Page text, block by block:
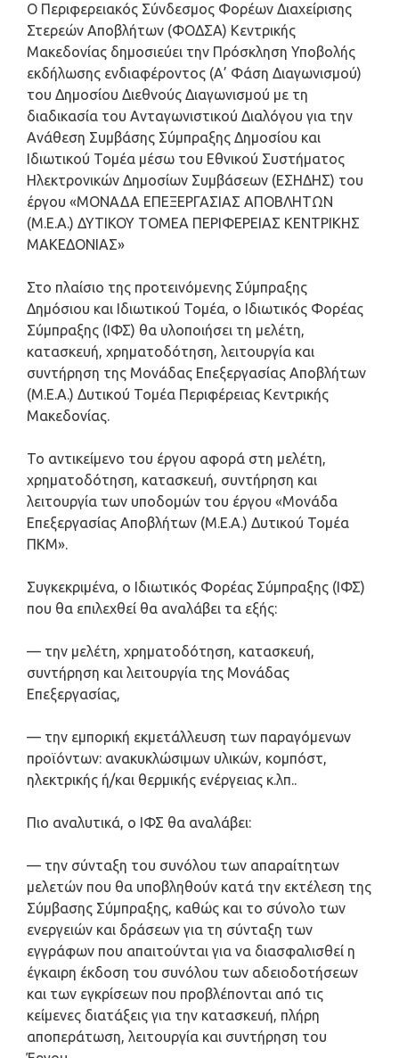
O Περιφερειακός Σύνδεσμος Φορέων Διαχείρισης
Στερεών Αποβλήτων (ΦΟΔΣΑ) Κεντρικής
Μακεδονίας δημοσιεύει την Πρόσκληση Υποβολής
εκδήλωσης ενδιαφέροντος (Α’ Φάση Διαγωνισμού)
του Δημοσίου Διεθνούς Διαγωνισμού με τη
διαδικασία του Ανταγωνιστικού Διαλόγου για την
Ανάθεση Συμβάσης Σύμπραξης Δημοσίου και
Ιδιωτικού Τομέα μέσω του Εθνικού Συστήματος
Ηλεκτρονικών Δημοσίων Συμβάσεων (ΕΣΗΔΗΣ) του
έργου «ΜΟΝΑΔΑ ΕΠΕΞΕΡΓΑΣΙΑΣ ΑΠΟΒΛΗΤΩΝ
(Μ.Ε.Α.) ΔΥΤΙΚΟΥ ΤΟΜΕΑ ΠΕΡΙΦΕΡΕΙΑΣ ΚΕΝΤΡΙΚΗΣ
ΜΑΚΕΔΟΝΙΑΣ»
Στο πλαίσιο της προτεινόμενης Σύμπραξης
Δημόσιου και Ιδιωτικού Τομέα, ο Ιδιωτικός Φορέας
Σύμπραξης (ΙΦΣ) θα υλοποιήσει τη μελέτη,
κατασκευή, χρηματοδότηση, λειτουργία και
συντήρηση της Μονάδας Επεξεργασίας Αποβλήτων
(Μ.Ε.Α.) Δυτικού Τομέα Περιφέρειας Κεντρικής
Μακεδονίας.
Το αντικείμενο του έργου αφορά στη μελέτη,
χρηματοδότηση, κατασκευή, συντήρηση και
λειτουργία των υποδομών του έργου «Μονάδα
Επεξεργασίας Αποβλήτων (Μ.Ε.Α.) Δυτικού Τομέα
ΠΚΜ».
Συγκεκριμένα, ο Ιδιωτικός Φορέας Σύμπραξης (ΙΦΣ)
που θα επιλεχθεί θα αναλάβει τα εξής:
— την μελέτη, χρηματοδότηση, κατασκευή,
συντήρηση και λειτουργία της Μονάδας
Επεξεργασίας,
— την εμπορική εκμετάλλευση των παραγόμενων
προϊόντων: ανακυκλώσιμων υλικών, κομπόστ,
ηλεκτρικής ή/και θερμικής ενέργειας κ.λπ..
Πιο αναλυτικά, ο ΙΦΣ θα αναλάβει:
— την σύνταξη του συνόλου των απαραίτητων
μελετών που θα υποβληθούν κατά την εκτέλεση της
Σύμβασης Σύμπραξης, καθώς και το σύνολο των
ενεργειών και δράσεων για τη σύνταξη των
εγγράφων που απαιτούνται για να διασφαλισθεί η
έγκαιρη έκδοση του συνόλου των αδειοδοτήσεων
και των εγκρίσεων που προβλέπονται από τις
κείμενες διατάξεις για την κατασκευή, πλήρη
αποπεράτωση, λειτουργία και συντήρηση του